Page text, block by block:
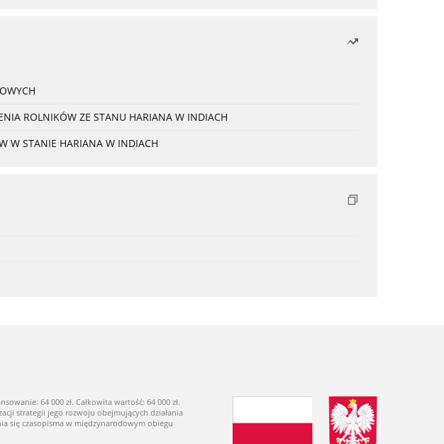
ROLNIKÓW ZE STANU HARIANA W INDIACH
W STANIE HARIANA W INDIACH
64 000 zł. Całkowita wartość: 64 000 zł.
strategii jego rozwoju obejmujących działania
się czasopisma w międzynarodowym obiegu